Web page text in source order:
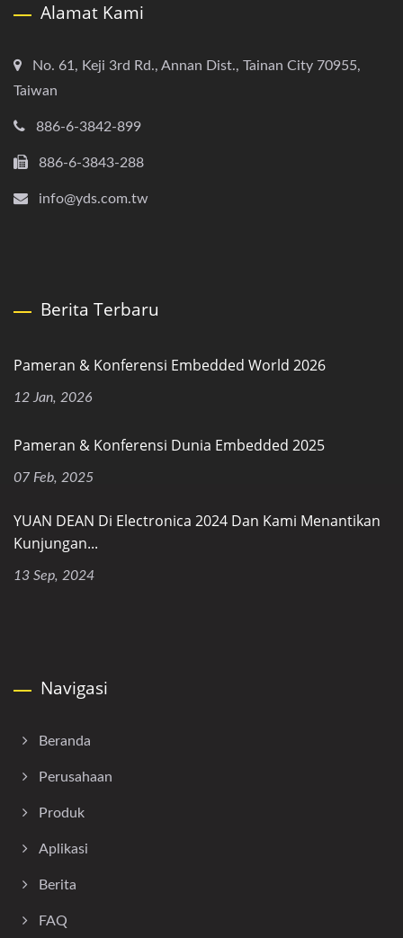
Alamat Kami
No. 61, Keji 3rd Rd., Annan Dist., Tainan City 70955,
Taiwan
886-6-3842-899
886-6-3843-288
info@yds.com.tw
Berita Terbaru
Pameran & Konferensi Embedded World 2026
12 Jan, 2026
Pameran & Konferensi Dunia Embedded 2025
07 Feb, 2025
YUAN DEAN Di Electronica 2024 Dan Kami Menantikan
Kunjungan...
13 Sep, 2024
Navigasi
Beranda
Perusahaan
Produk
Aplikasi
Berita
FAQ